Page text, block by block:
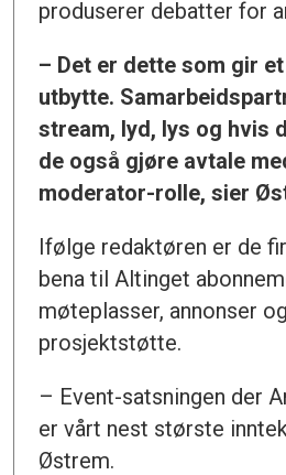
produserer debatter for
– Det er dette som gir
utbytte.
stream, lyd, lys og hvis
de også gjøre avtale
moderator-rolle, sier
Ifølge redaktøren er de
bena til Altinget
møteplasser, annonser
prosjektstøtte.
– Event-satsningen der
er vårt nest største
Østrem.